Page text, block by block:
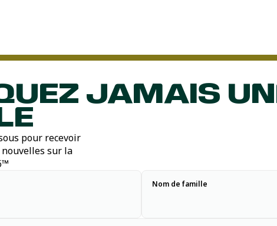
JAMAIS
pour recevoir
sur la
Nom de famille